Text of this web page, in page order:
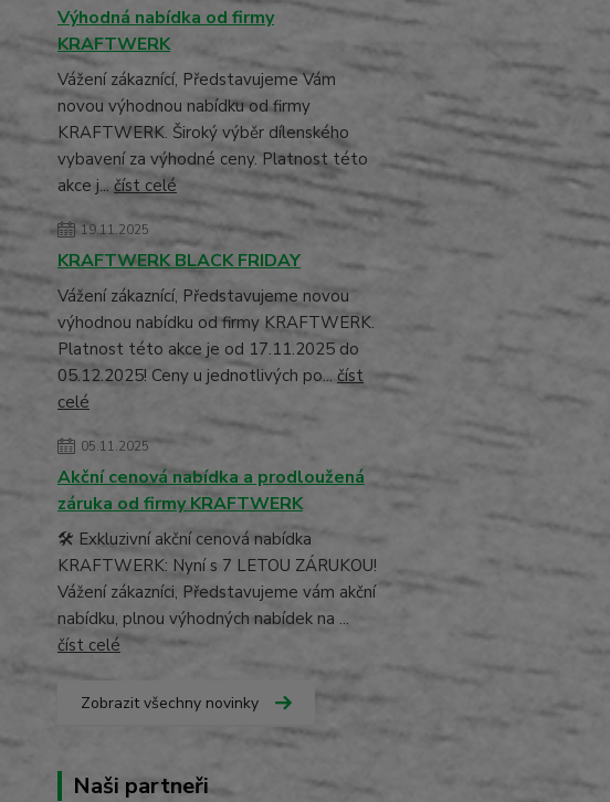
Výhodná nabídka od firmy
KRAFTWERK
Vážení zákaznící, Představujeme Vám
novou výhodnou nabídku od firmy
KRAFTWERK. Široký výběr dílenského
vybavení za výhodné ceny. Platnost této
akce j... číst celé
19.11.2025
KRAFTWERK BLACK FRIDAY
Vážení zákaznící, Představujeme novou
výhodnou nabídku od firmy KRAFTWERK.
Platnost této akce je od 17.11.2025 do
05.12.2025! Ceny u jednotlivých po... číst
celé
05.11.2025
Akční cenová nabídka a prodloužená
záruka od firmy KRAFTWERK
🛠️ Exkluzivní akční cenová nabídka
KRAFTWERK: Nyní s 7 LETOU ZÁRUKOU!
Vážení zákazníci, Představujeme vám akční
nabídku, plnou výhodných nabídek na ...
číst celé
Zobrazit všechny novinky
Naši partneři